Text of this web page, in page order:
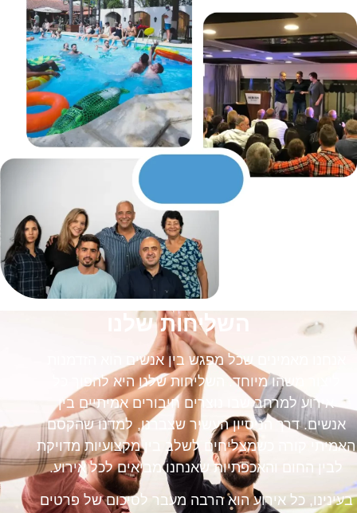
השליחות שלנו
אנחנו מאמינים שכל מפגש בין אנשים הוא הזדמנות
ליצור משהו מיוחד. השליחות שלנו היא להפוך כל
אירוע למרחב שבו נוצרים חיבורים אמיתיים בין
אנשים. דרך הניסיון העשיר שצברנו, למדנו שהקסם
קורה כשמצליחים לשלב בין מקצועיות מדויקת
לבין החום והאכפתיות שאנחנו מביאים לכל אירוע.
בעינינו, כל אירוע הוא הרבה מעבר לסיכום של פרטים